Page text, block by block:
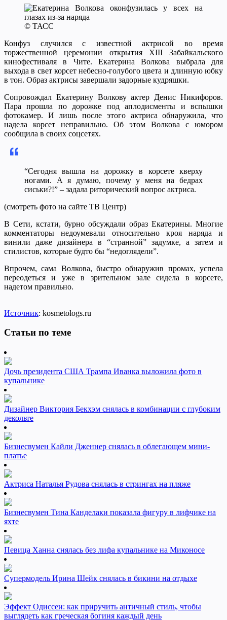
© ТАСС
Конфуз случился с известной актрисой во время
торжественной церемонии открытия XIII Забайкальского
кинофестиваля в Чите. Екатерина Волкова выбрала для
выхода в свет корсет небесно-голубого цвета и длинную юбку
в тон. Образ актрисы завершали задорные кудряшки.
Сопровождал Екатерину Волкову актер Денис Никифоров.
Пара прошла по дорожке под аплодисменты и вспышки
фотокамер. И лишь после этого актриса обнаружила, что
надела корсет неправильно. Об этом Волкова с юмором
сообщила в своих соцсетях.
“Сегодня вышла на дорожку в корсете кверху
ногами. А я думаю, почему у меня на бедрах
сиськи?!” – задала риторический вопрос актриса.
(смотреть фото на сайте ТВ Центр)
В Сети, кстати, бурно обсуждали образ Екатерины. Многие
комментаторы недоумевали относительно кроя наряда и
винили даже дизайнера в “странной” задумке, а затем и
стилистов, которые будто бы “недоглядели”.
Впрочем, сама Волкова, быстро обнаружив промах, успела
переодеться и уже в зрительном зале сидела в корсете,
надетом правильно.
Источник: kosmetologs.ru
Статьи по теме
Дочь президента США Трампа Иванка выложила фото в
купальнике
Дизайнер Виктория Бекхэм снялась в комбинации с глубоким
декольте
Бизнесвумен Кайли Дженнер снялась в облегающем мини-
платье
Актриса Наталья Рудова снялась в стрингах на пляже
Бизнесвумен Тина Канделаки показала фигуру в лифчике на
яхте
Певица Ханна снялась без лифа купальнике на Миконосе
Супермодель Ирина Шейк снялась в бикини на отдыхе
Эффект Одиссеи: как приручить античный стиль, чтобы
выглядеть как греческая богиня каждый день